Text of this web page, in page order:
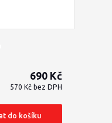
690 Kč
570 Kč bez DPH
do košíku